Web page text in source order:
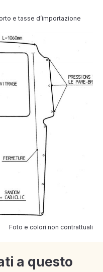
e tasse d’importazione
Foto e colori non contrattuali
a questo